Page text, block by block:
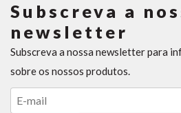
Subscreva a
newsletter
Subscreva a nossa newsletter para
sobre os nossos produtos.